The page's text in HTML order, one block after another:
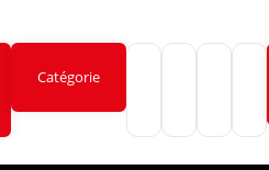
Catégorie